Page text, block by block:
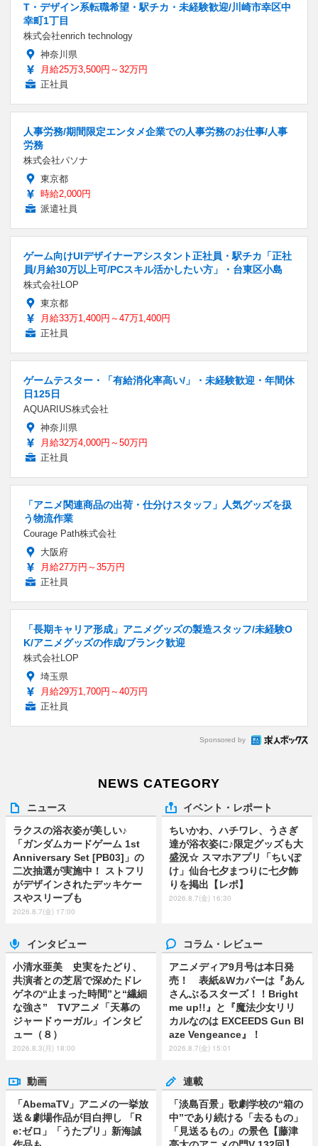
T・デザイン系転職希望・駅チカ・未経験歓迎/川崎市幸区中
幸町1丁目
株式会社enrich technology
神奈川県
月給25万3,500円～32万円
正社員
人事労務/期間限定エンタメ企業での人事労務のお仕事/人事
労務
株式会社パソナ
東京都
時給2,000円
派遣社員
ゲーム向けUIデザイナーアシスタント正社員・駅チカ「正社
員/月給30万以上可/PCスキル活かしたい方」・台東区小島
株式会社LOP
東京都
月給33万1,400円～47万1,400円
正社員
ゲームテスター・「有給消化率高い/」・未経験歓迎・年間休
日125日
AQUARIUS株式会社
神奈川県
月給32万4,000円～50万円
正社員
「アニメ関連商品の出荷・仕分けスタッフ」人気グッズを扱
う物流作業
Courage Path株式会社
大阪府
月給27万円～35万円
正社員
「長期キャリア形成」アニメグッズの製造スタッフ/未経験O
K/アニメグッズの作成/ブランク歓迎
株式会社LOP
埼玉県
月給29万1,700円～40万円
正社員
Sponsored by
NEWS CATEGORY
ニュース
ラクスの浴衣姿が美しい♪
「ガンダムカードゲーム 1st
Anniversary Set [PB03]」の
二次抽選が実施中！ ストフリ
がデザインされたデッキケー
スやスリーブも
2026.8.7(金) 17:00
イベント・レポート
ちいかわ、ハチワレ、うさぎ
達が浴衣姿に♪限定グッズも大
盛況☆ スマホアプリ「ちいぽ
け」仙台七夕まつりに七夕飾
りを掲出【レポ】
2026.8.7(金) 16:30
インタビュー
小清水亜美 史実をたどり、
共演者との芝居で深めたドレ
ゲネの“止まった時間”と“繊細
な強さ” TVアニメ「天幕の
ジャードゥーガル」インタビ
ュー（８）
2026.8.3(月) 18:00
コラム・レビュー
アニメディア9月号は本日発
売！ 表紙&Wカバーは『あん
さんぶるスターズ！！Bright
me up!!』と『魔法少女リリ
カルなのは EXCEEDS Gun Bl
aze Vengeance』！
2026.8.7(金) 15:01
動画
「AbemaTV」アニメの一挙放
送＆劇場作品が目白押し 「R
e:ゼロ」「うたプリ」新海誠
連載
「淡島百景」歌劇学校の“箱の
中”であり続ける「去るもの」
「見送るもの」の景色【藤津